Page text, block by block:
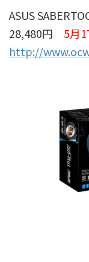
ASUS
28,480円 5月
http://